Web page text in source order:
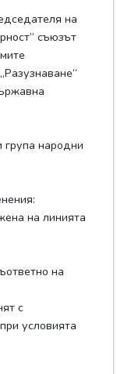
на
съюзът
народни
на линията
на
с
условията